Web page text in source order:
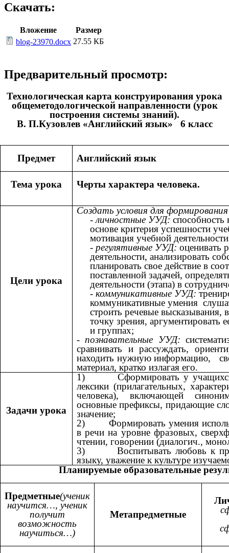
Скачать:
Вложение
Размер
blog-23970.docx 27.55 КБ
Предварительный просмотр:
Технологическая карта конструирования урока
общеметодологической направленности (урок
построения системы знаний).
В. П.Кузовлев «Английский язык» 6 класс
Предмет Английский язык
Тема урока Черты характера человека.
Цели урока
Создать условия для
- личностные УУД:способность
основе критерия успешности
мотивация учебной
- регулятивные УУД:оценивать
деятельности, анализировать
планировать свое действие в
поставленной задачей,
деятельности (этапа) в
-коммуникативные УУД:
коммуникативные умения
строить речевые высказывания,
точку зрения, аргументировать
и группах;
- познавательные УУД:
сравнивать и рассуждать,
находить нужную информацию,
материал, кратко излагая его.
Задачи урока
1) Сформировать у учащихся
лексики (прилагательных,
человека), включающей
основные префиксы, придающие
значение;
2) Формировать умения
в речи на уровне фразовых,
чтении, говорении (диалогич.,
3) Воспитывать любовь к
языку, уважение к культуре
Планируемые образовательные
Предметные(ученик
научится…, ученик
получит
возможность
научиться…)
Метапредметные